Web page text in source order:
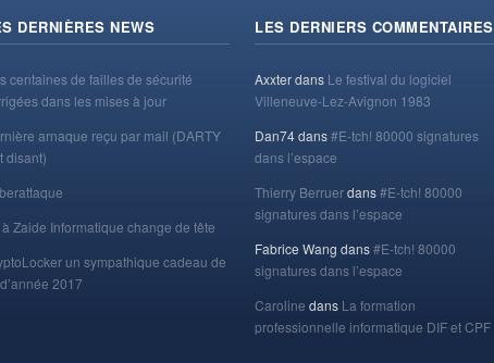
DERNIÈRES NEWS
centaines de failles de sécurité
dans les mises à jour
arnaque reçu par mail (DARTY
disant)
Zaide Informatique change de tête
un sympathique cadeau de
2017
LES DERNIERS COMMENTAIRES
Axxterdans Le festival du logiciel
Villeneuve-Lez-Avignon 1983
Dan74dans#E-tch! 80000 signatures
dans l’espace
Thierry Berruerdans#E-tch! 80000
signatures dans l’espace
Fabrice Wang dans#E-tch! 80000
signatures dans l’espace
Caroline dans La formation
professionnelle informatique DIF et CPF